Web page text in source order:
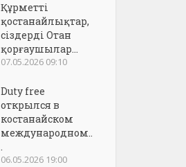
Құрметті
қостанайлықтар,
сіздерді Отан
қорғаушылар...
07.05.2026 09:10
Duty free
открылся в
костанайском
международном..
.
06.05.2026 19:00